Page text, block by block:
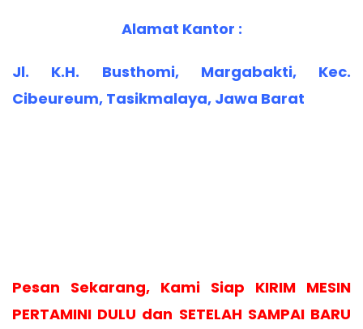
Alamat Kantor :
Jl. K.H. Busthomi, Margabakti, Kec.
Cibeureum, Tasikmalaya, Jawa Barat
Pesan Sekarang, Kami Siap KIRIM MESIN
PERTAMINI DULU dan SETELAH SAMPAI BARU